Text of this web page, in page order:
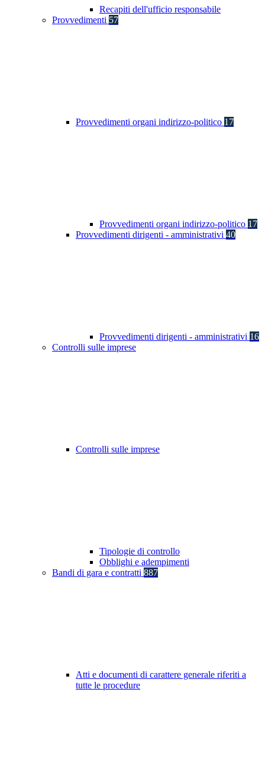
Recapiti dell'ufficio responsabile
Provvedimenti 57
Provvedimenti organi indirizzo-politico 17
Provvedimenti organi indirizzo-politico 17
Provvedimenti dirigenti - amministrativi 40
Provvedimenti dirigenti - amministrativi 16
Controlli sulle imprese
Controlli sulle imprese
Tipologie di controllo
Obblighi e adempimenti
Bandi di gara e contratti 887
Atti e documenti di carattere generale riferiti a
tutte le procedure